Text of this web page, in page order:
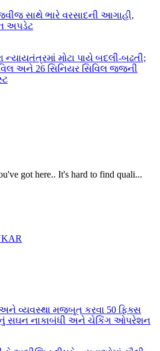
સાથે ભારે વરસાદની આગાહી,
અપડેટ
ન્યાયતંત્રમાં મોટા પાયે બદલી-બઢતી;
અને 26 સિનિયર સિવિલ જજની
got here.. It's hard to find quali...
અને વ્યવસ્થા મજબૂત કરવા 50 ફિક્સ
સઘન નાકાબંધી અને ચેકિંગ ઓપરેશન